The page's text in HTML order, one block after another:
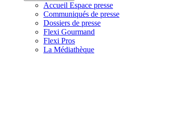
Accueil Espace presse
Communiqués de presse
Dossiers de presse
Flexi Gourmand
Flexi Pros
La Médiathèque